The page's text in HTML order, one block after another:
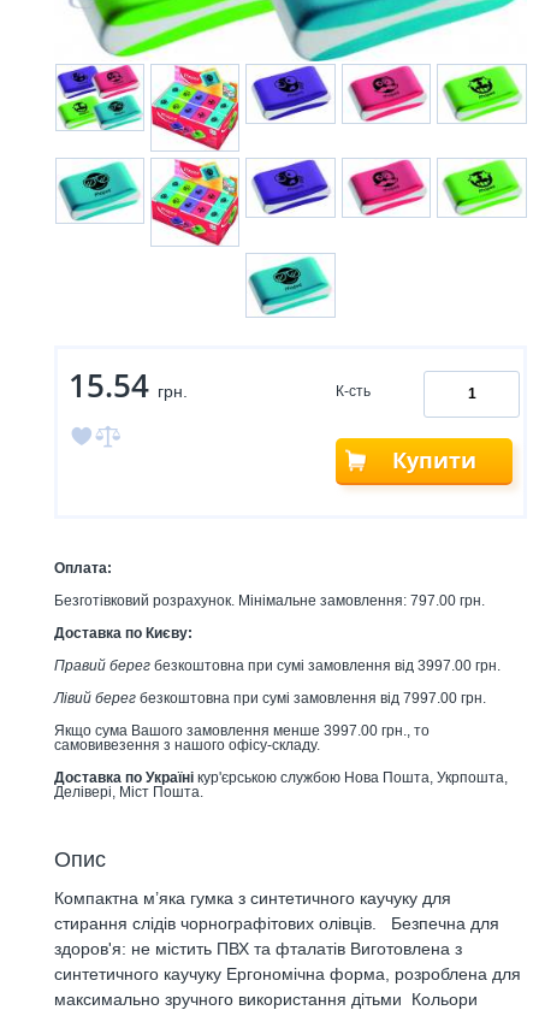
15.54 грн. К-сть
Купити
Оплата:
Безготівковий розрахунок. Мінімальне замовлення: 797.00 грн.
Доставка по Києву:
Правий берег безкоштовна при сумі замовлення від 3997.00 грн.
Лівий берег безкоштовна при сумі замовлення від 7997.00 грн.
Якщо сума Вашого замовлення менше 3997.00 грн., то
самовивезення з нашого офісу-складу.
Доставка по Україні кур'єрською службою Нова Пошта, Укрпошта,
Делівері, Міст Пошта.
Опис
Компактна м’яка гумка з синтетичного каучуку для
стирання слідів чорнографітових олівців. Безпечна для
здоров'я: не містить ПВХ та фталатів Виготовлена з
синтетичного каучуку Ергономічна форма, розроблена для
максимально зручного використання дітьми Кольори